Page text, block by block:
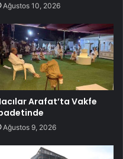
Ağustos 10, 2026
Arafat’ta Vakfe
Ağustos 9, 2026